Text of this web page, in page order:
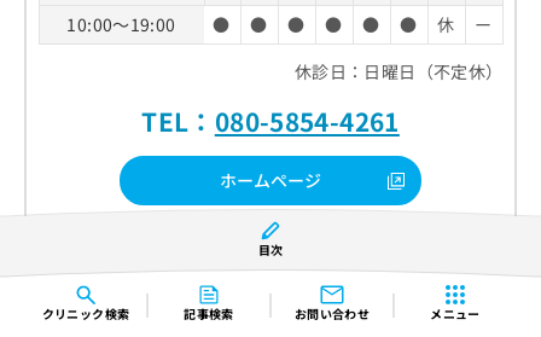
クリニック検索 記事検索 お問い合わせ メニュー
10:00～19:00
● ● ● ● ● ● 休
ー
休診日：日曜日（不定休）
TEL： 080-5854-4261
ホームページ
クチコミを見る
目次